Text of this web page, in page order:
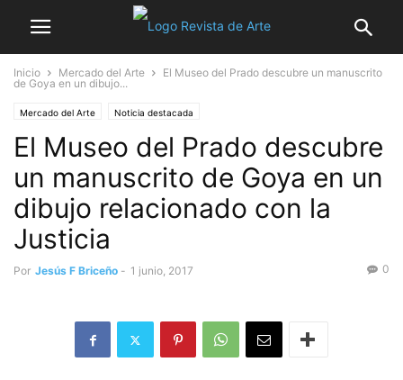
Inicio Mercado del Arte
El Museo del Prado descubre un manuscrito
de Goya en un dibujo...
Mercado del Arte Noticia destacada
El Museo del Prado descubre
un manuscrito de Goya en un
dibujo relacionado con la
Justicia
Por Jesús F Briceño - 1 junio, 2017 0